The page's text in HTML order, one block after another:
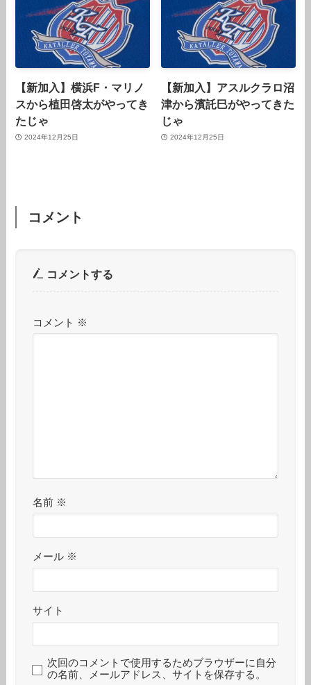
【新加入】横浜F・マリノ
スから植田啓太がやってき
たじゃ
2024年12月25日
【新加入】アスルクラロ沼
津から濱託巳がやってきた
じゃ
2024年12月25日
コメント
コメントする
コメント ※
名前 ※
メール ※
サイト
次回のコメントで使用するためブラウザーに自分
の名前、メールアドレス、サイトを保存する。